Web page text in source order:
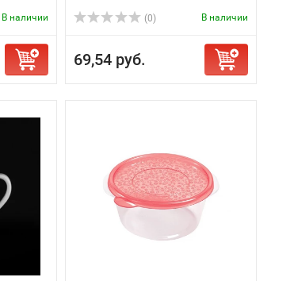
В наличии (0) В наличии
69,54 руб.